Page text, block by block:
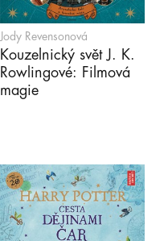
Jody Revensonová
Kouzelnický svět J. K.
Rowlingové: Filmová
magie